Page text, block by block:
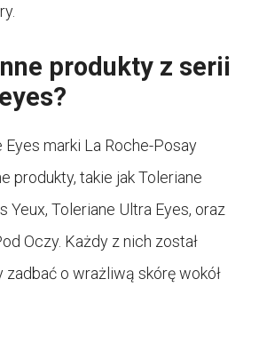
produkty z serii
Eyes marki La Roche-Posay
produkty, takie jak Toleriane
Yeux, Toleriane Ultra Eyes, oraz
Oczy. Każdy z nich został
zadbać o wrażliwą skórę wokół